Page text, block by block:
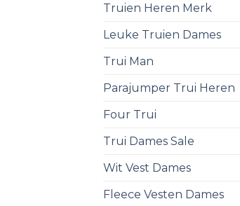
Truien Heren Merk
Leuke Truien Dames
Trui Man
Parajumper Trui Heren
Four Trui
Trui Dames Sale
Wit Vest Dames
Fleece Vesten Dames